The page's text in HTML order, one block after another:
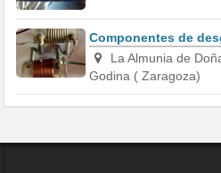
Componentes de
La Almunia de
Godina ( Zaragoza)